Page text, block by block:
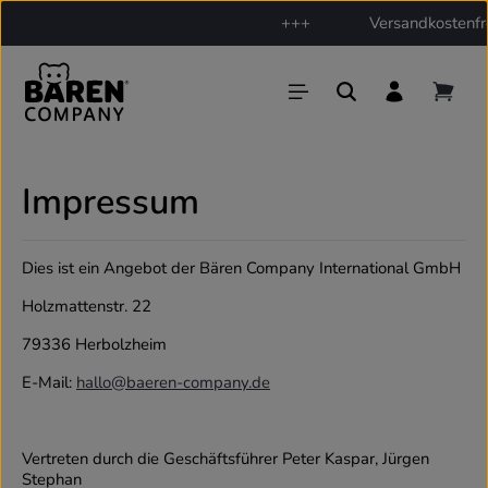
+++
Impressum
Dies ist ein Angebot der Bären Company International GmbH
Holzmattenstr. 22
79336 Herbolzheim
E-Mail: hallo@baeren-company.de
Vertreten durch die Geschäftsführer Peter Kaspar, Jürgen
Stephan